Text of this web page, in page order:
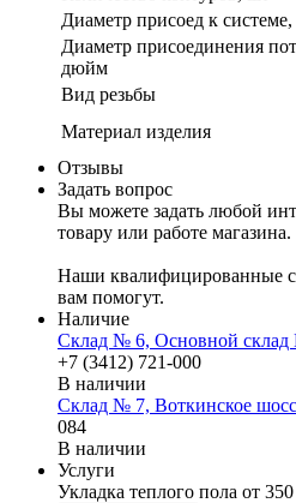
Диаметр присоед к
Диаметр присоединения
дюйм
Вид резьбы
Материал изделия
Отзывы
Задать вопрос
Вы можете задать любой
товару или работе магазина.
Наши квалифицированные
вам помогут.
Наличие
Склад № 6, Основной
+7 (3412) 721-000
В наличии
Склад № 7, Воткинское
084
В наличии
Услуги
Укладка теплого пола от